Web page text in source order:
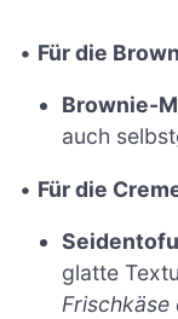
• Für die
Brownie-
auch
• Für die
Seidentofu
glatte
Frischkäse